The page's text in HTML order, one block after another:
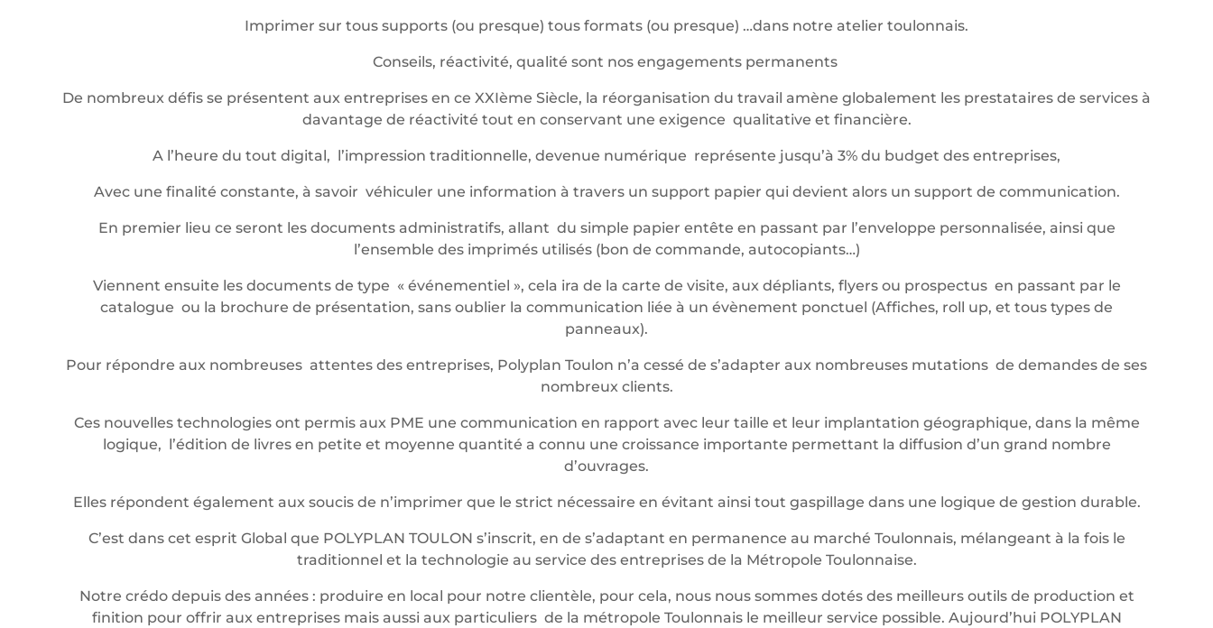
Imprimer sur tous supports (ou presque) tous formats (ou presque) …dans notre atelier toulonnais.
Conseils, réactivité, qualité sont nos engagements permanents
De nombreux défis se présentent aux entreprises en ce XXIème Siècle, la réorganisation du travail amène globalement les prestataires de services à
davantage de réactivité tout en conservant une exigence qualitative et financière.
A l’heure du tout digital, l’impression traditionnelle, devenue numérique représente jusqu’à 3% du budget des entreprises,
Avec une finalité constante, à savoir véhiculer une information à travers un support papier qui devient alors un support de communication.
En premier lieu ce seront les documents administratifs, allant du simple papier entête en passant par l’enveloppe personnalisée, ainsi que
l’ensemble des imprimés utilisés (bon de commande, autocopiants…)
Viennent ensuite les documents de type « événementiel », cela ira de la carte de visite, aux dépliants, flyers ou prospectus en passant par le
catalogue ou la brochure de présentation, sans oublier la communication liée à un évènement ponctuel (Affiches, roll up, et tous types de
panneaux).
Pour répondre aux nombreuses attentes des entreprises, Polyplan Toulon n’a cessé de s’adapter aux nombreuses mutations de demandes de ses
nombreux clients.
Ces nouvelles technologies ont permis aux PME une communication en rapport avec leur taille et leur implantation géographique, dans la même
logique, l’édition de livres en petite et moyenne quantité a connu une croissance importante permettant la diffusion d’un grand nombre
d’ouvrages.
Elles répondent également aux soucis de n’imprimer que le strict nécessaire en évitant ainsi tout gaspillage dans une logique de gestion durable.
C’est dans cet esprit Global que POLYPLAN TOULON s’inscrit, en de s’adaptant en permanence au marché Toulonnais, mélangeant à la fois le
traditionnel et la technologie au service des entreprises de la Métropole Toulonnaise.
Notre crédo depuis des années : produire en local pour notre clientèle, pour cela, nous nous sommes dotés des meilleurs outils de production et
finition pour offrir aux entreprises mais aussi aux particuliers de la métropole Toulonnais le meilleur service possible. Aujourd’hui POLYPLAN